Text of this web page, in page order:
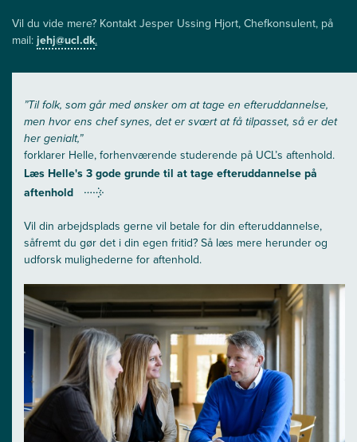
Vil du vide mere? Kontakt Jesper Ussing Hjort, Chefkonsulent, på
mail: jehj@ucl.dk.
”Til folk, som går med ønsker om at tage en efteruddannelse,
men hvor ens chef synes, det er svært at få tilpasset, så er det
her genialt,”
forklarer Helle, forhenværende studerende på UCL’s aftenhold.
Læs Helle's 3 gode grunde til at tage efteruddannelse på
aftenhold
Vil din arbejdsplads gerne vil betale for din efteruddannelse,
såfremt du gør det i din egen fritid? Så læs mere herunder og
udforsk mulighederne for aftenhold.